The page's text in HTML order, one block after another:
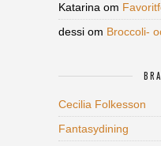
Katarina om
dessi om Broccoli-
Cecilia Folkesson
Fantasydining